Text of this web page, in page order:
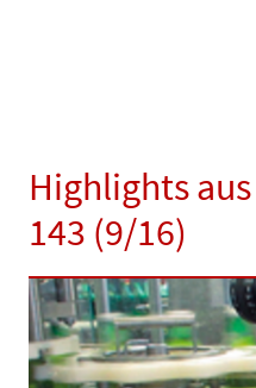
Highlights
143 (9/16)